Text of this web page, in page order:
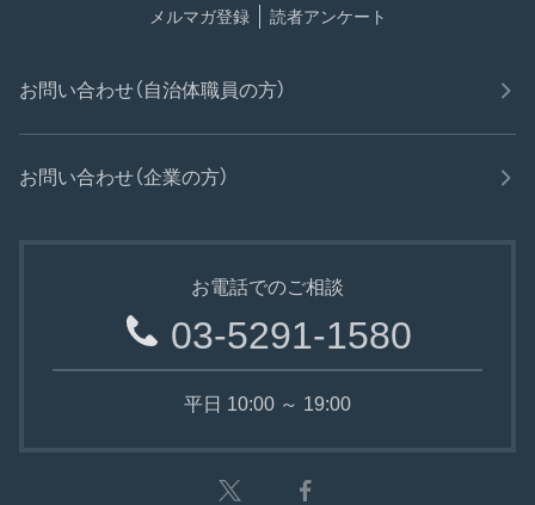
メルマガ登録 読者アンケート
お問い合わせ（自治体職員の方）
お問い合わせ（企業の方）
お電話でのご相談
03-5291-1580
平日 10:00 ～ 19:00